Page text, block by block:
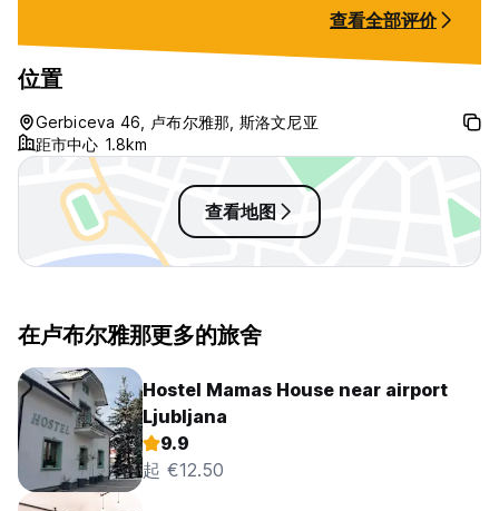
knifes. No common areas really,
so difficult to meet people. Area
around the hostel not great but
close to grocery stores.
and the
hotel (no
my room at 5
helpme get in
bathroom with
查看全部评价
位置
Gerbiceva 46, 卢布尔雅那, 斯洛文尼亚
距市中心 1.8km
查看地图
在卢布尔雅那更多的旅舍
Hostel Mamas House near airport
Ljubljana
9.9
起 €12.50